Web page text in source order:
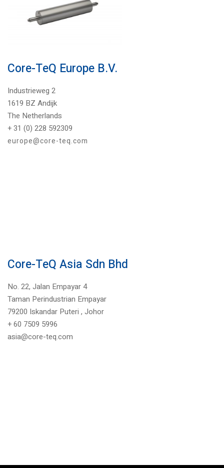
Core-TeQ Europe B.V.
Industrieweg 2
1619 BZ Andijk
The Netherlands
+ 31 (0) 228 592309
europe@core-teq.com
Core-TeQ Asia Sdn Bhd
No. 22, Jalan Empayar 4
Taman Perindustrian Empayar
79200 Iskandar Puteri , Johor
+60 7509 5996
asia@core-teq.com